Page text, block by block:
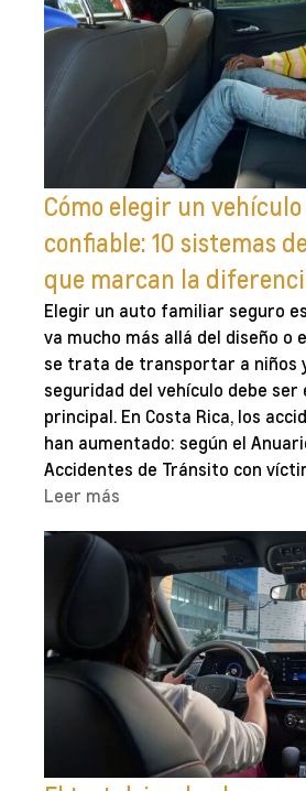
Cómo elegir un
confiable: 10 sistemas
que marcan la
Elegir un auto familiar seguro
va mucho más allá del diseño o
se trata de transportar a niños
seguridad del vehículo debe
principal. En Costa Rica, los
han aumentado: según el
Accidentes de Tránsito con
Leer más